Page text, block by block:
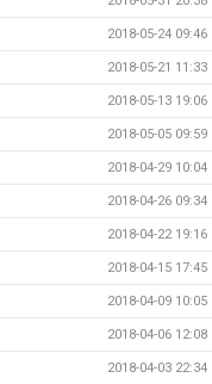
2018-05-24 09:46
2018-05-21 11:33
2018-05-13 19:06
2018-05-05 09:59
2018-04-29 10:04
2018-04-26 09:34
2018-04-22 19:16
2018-04-15 17:45
2018-04-09 10:05
2018-04-06 12:08
2018-04-03 22:34